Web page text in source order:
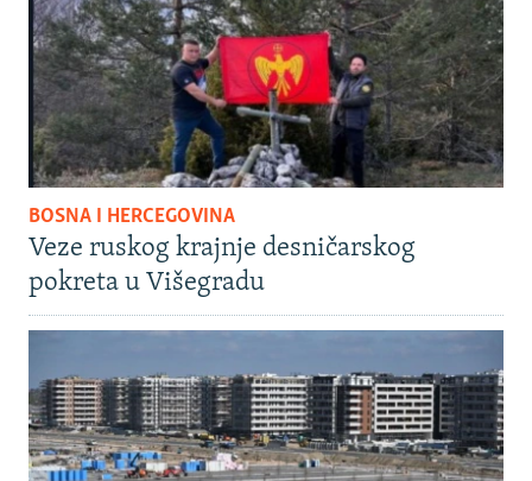
BOSNA I HERCEGOVINA
Veze ruskog krajnje desničarskog
pokreta u Višegradu